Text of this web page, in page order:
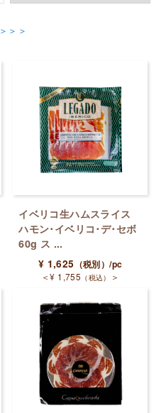
＞＞＞
イベリコ生ハムスライス
ハモン･イベリコ･デ･セボ
60g ス ...
¥ 1,625 （税別）/pc
＜¥ 1,755 （税込） ＞